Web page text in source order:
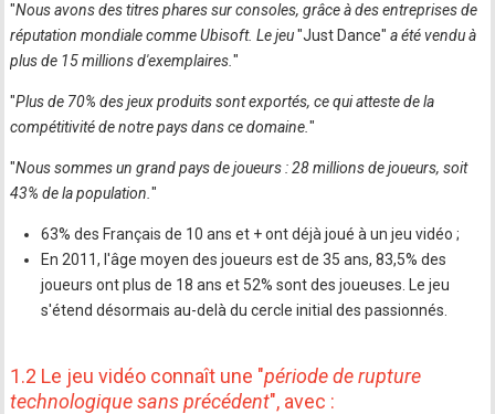
"Nous avons des titres phares sur consoles, grâce à des entreprises de
réputation mondiale comme Ubisoft. Le jeu"Just Dance" a été vendu à
plus de 15 millions d'exemplaires."
"Plus de 70% des jeux produits sont exportés, ce qui atteste de la
compétitivité de notre pays dans ce domaine."
"Nous sommes un grand pays de joueurs : 28 millions de joueurs, soit
43% de la population."
63% des Français de 10 ans et + ont déjà joué à un jeu vidéo ;
En 2011, l'âge moyen des joueurs est de 35 ans, 83,5% des
joueurs ont plus de 18 ans et 52% sont des joueuses. Le jeu
s'étend désormais au-delà du cercle initial des passionnés.
1.2 Le jeu vidéo connaît une "période de rupture
technologique sans précédent", avec :